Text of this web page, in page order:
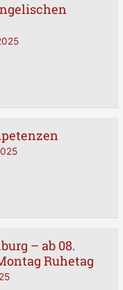
– ab 08.
Ruhetag